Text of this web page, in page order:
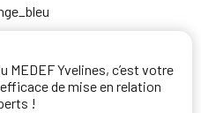
MEDEF Yvelines, c’est votre
de mise en relation
!